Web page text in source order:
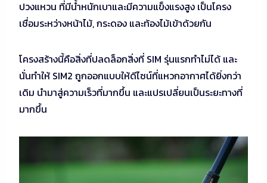
ปวงแหวน ที่มีน้ำหนักเบาและมีความแข็งแรงสูง เป็นโครง
เชื่อมระหว่างหน้าไม้, กระดอง และท้องไม้เข้าด้วยกัน
โครงสร้างนี้คือสิ่งที่ปลดล็อกสิ่งที่ SIM รุ่นแรกทำไม่ได้ และ
นั่นทำให้ SIM2 ถูกออกแบบให้ดีไซน์ที่แหวกอากาศได้ยิ่งกว่า
เดิม นำมาสู่ความเร็วที่มากขึ้น และแปรเปลี่ยนเป็นระยะทางที่
มากขึ้น